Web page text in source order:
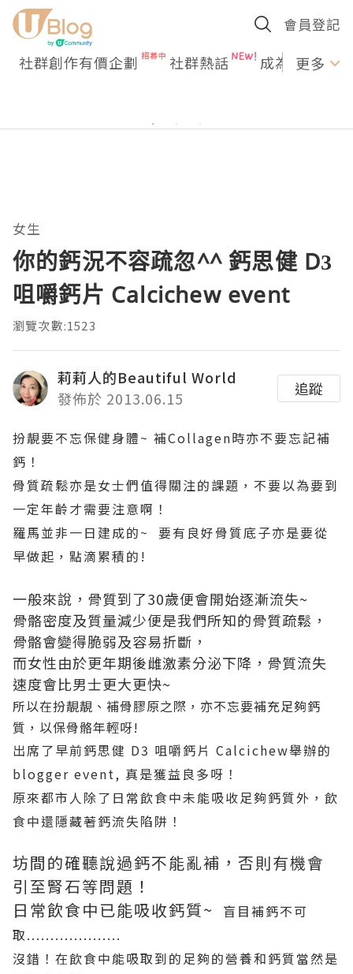
會員登記
社群創作有價企劃 社群熱話 成為U更多
女生
你的鈣況不容疏忽^^ 鈣思健 D3
咀嚼鈣片 Calcichew event
瀏覽次數:1523
莉莉人的Beautiful World
發佈於 2013.06.15
追蹤
扮靚要不忘保健身體~ 補Collagen時亦不要忘記補
鈣！
骨質疏鬆亦是女士們值得關注的課題，不要以為要到
一定年齡才需要注意啊！
羅馬並非一日建成的~ 要有良好骨質底子亦是要從
早做起，點滴累積的!
一般來說，骨質到了30歲便會開始逐漸流失~
骨骼密度及質量減少便是我們所知的骨質疏鬆，
骨骼會變得脆弱及容易折斷，
而女性由於更年期後雌激素分泌下降，骨質流失
速度會比男士更大更快~
所以在扮靚靚、補骨膠原之際，亦不忘要補充足夠鈣
質，以保骨骼年輕呀!
出席了早前鈣思健 D3 咀嚼鈣片 Calcichew舉辦的
blogger event, 真是獲益良多呀！
原來都市人除了日常飲食中未能吸收足夠鈣質外，飲
食中還隱藏著鈣流失陷阱！
坊間的確聽說過鈣不能亂補，否則有機會
引至腎石等問題！
日常飲食中已能吸收鈣質~
盲目補鈣不可
取....................
沒錯！在飲食中能吸取到的足夠的營養和鈣質當然是